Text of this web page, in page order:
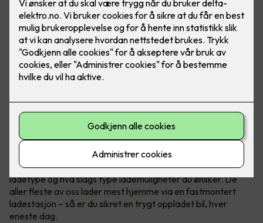
Bilde: Easee
Når du kjøper elbil har du et par ting å tenke på, blant annet
ladetype og hva slags type lademuligheter du ønsker. De
aller fleste av oss lader mest hjemme via en fastmontert
ladestasjon – så er du sikret en trygt oppladet bil, hver
eneste dag.